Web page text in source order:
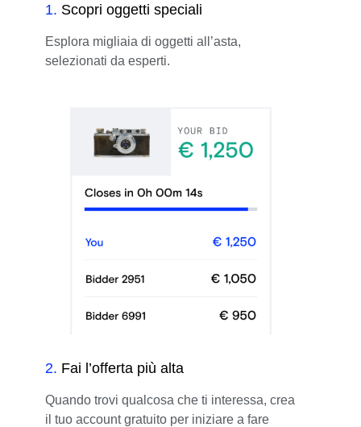
1. Scopri oggetti speciali
Esplora migliaia di oggetti all’asta,
selezionati da esperti.
2. Fai l’offerta più alta
Quando trovi qualcosa che ti interessa, crea
il tuo account gratuito per iniziare a fare